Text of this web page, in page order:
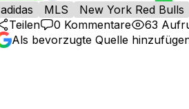
adidas
MLS New York Red Bulls
Teilen
0 Kommentare 63
Als bevorzugte Quelle